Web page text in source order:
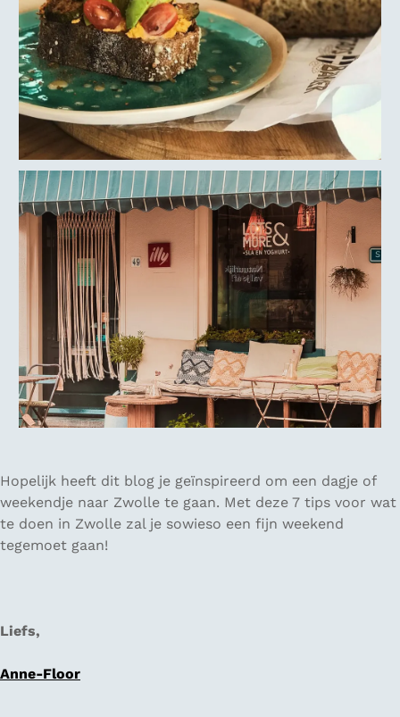
Hopelijk heeft dit blog je geïnspireerd om een dagje of
weekendje naar Zwolle te gaan. Met deze 7 tips voor wat
te doen in Zwolle zal je sowieso een fijn weekend
tegemoet gaan!
Liefs,
Anne-Floor